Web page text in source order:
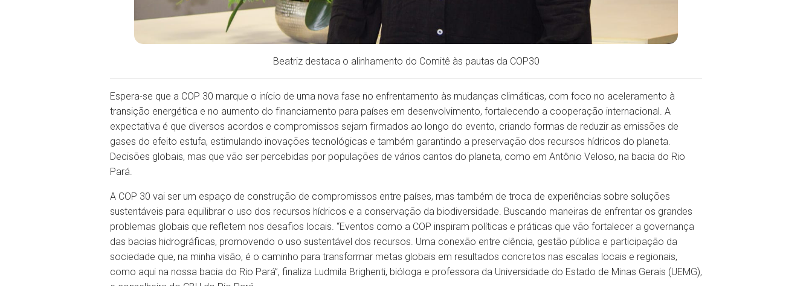
Beatriz destaca o alinhamento do Comitê às pautas da COP30
Espera-se que a COP 30 marque o início de uma nova fase no enfrentamento às mudanças climáticas, com foco no aceleramento à
transição energética e no aumento do financiamento para países em desenvolvimento, fortalecendo a cooperação internacional. A
expectativa é que diversos acordos e compromissos sejam firmados ao longo do evento, criando formas de reduzir as emissões de
gases do efeito estufa, estimulando inovações tecnológicas e também garantindo a preservação dos recursos hídricos do planeta.
Decisões globais, mas que vão ser percebidas por populações de vários cantos do planeta, como em Antônio Veloso, na bacia do Rio
Pará.
A COP 30 vai ser um espaço de construção de compromissos entre países, mas também de troca de experiências sobre soluções
sustentáveis para equilibrar o uso dos recursos hídricos e a conservação da biodiversidade. Buscando maneiras de enfrentar os grandes
problemas globais que refletem nos desafios locais. “Eventos como a COP inspiram políticas e práticas que vão fortalecer a governança
das bacias hidrográficas, promovendo o uso sustentável dos recursos. Uma conexão entre ciência, gestão pública e participação da
sociedade que, na minha visão, é o caminho para transformar metas globais em resultados concretos nas escalas locais e regionais,
como aqui na nossa bacia do Rio Pará”, finaliza Ludmila Brighenti, bióloga e professora da Universidade do Estado de Minas Gerais (UEMG),